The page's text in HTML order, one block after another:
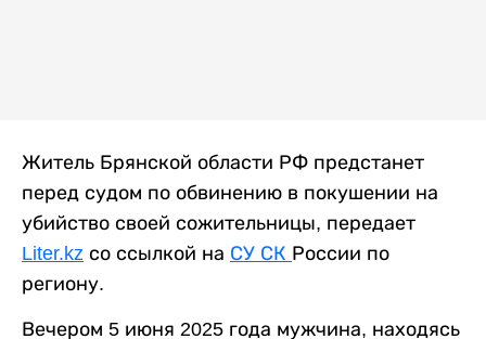
Житель Брянской области РФ предстанет
перед судом по обвинению в покушении на
убийство своей сожительницы, передает
Liter.kz со ссылкой на СУ СК России по
региону.
Вечером 5 июня 2025 года мужчина, находясь